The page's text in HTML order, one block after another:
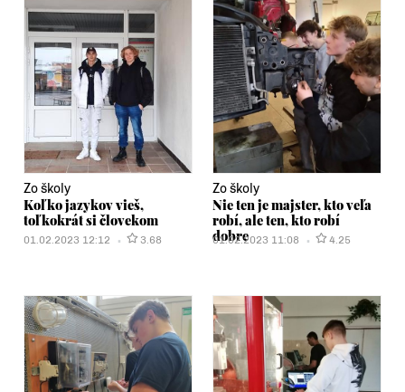
Zo školy
Koľko jazykov vieš,
toľkokrát si človekom
01.02.2023 12:12 3.68
Zo školy
Nie ten je majster, kto veľa
robí, ale ten, kto robí
dobre
01.02.2023 11:08 4.25